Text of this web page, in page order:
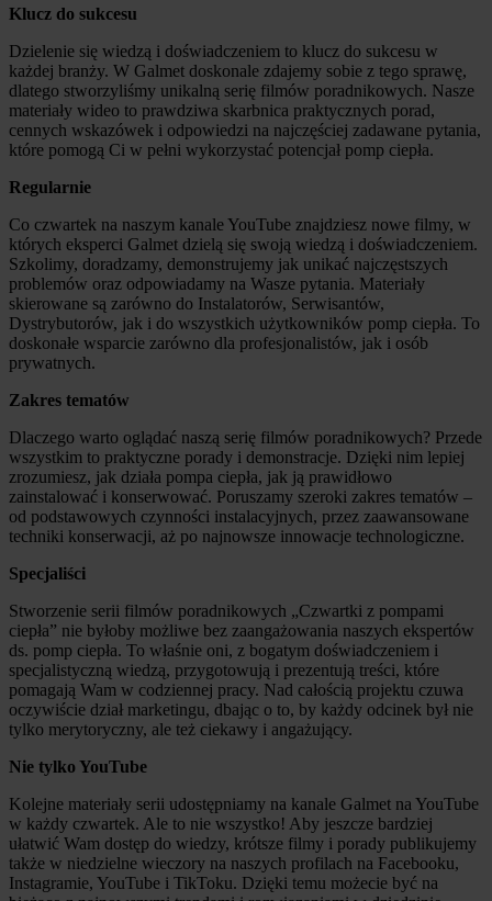
Klucz do sukcesu
Dzielenie się wiedzą i doświadczeniem to klucz do sukcesu w
każdej branży. W Galmet doskonale zdajemy sobie z tego sprawę,
dlatego stworzyliśmy unikalną serię filmów poradnikowych. Nasze
materiały wideo to prawdziwa skarbnica praktycznych porad,
cennych wskazówek i odpowiedzi na najczęściej zadawane pytania,
które pomogą Ci w pełni wykorzystać potencjał pomp ciepła.
Regularnie
Co czwartek na naszym kanale YouTube znajdziesz nowe filmy, w
których eksperci Galmet dzielą się swoją wiedzą i doświadczeniem.
Szkolimy, doradzamy, demonstrujemy jak unikać najczęstszych
problemów oraz odpowiadamy na Wasze pytania. Materiały
skierowane są zarówno do Instalatorów, Serwisantów,
Dystrybutorów, jak i do wszystkich użytkowników pomp ciepła. To
doskonałe wsparcie zarówno dla profesjonalistów, jak i osób
prywatnych.
Zakres tematów
Dlaczego warto oglądać naszą serię filmów poradnikowych? Przede
wszystkim to praktyczne porady i demonstracje. Dzięki nim lepiej
zrozumiesz, jak działa pompa ciepła, jak ją prawidłowo
zainstalować i konserwować. Poruszamy szeroki zakres tematów –
od podstawowych czynności instalacyjnych, przez zaawansowane
techniki konserwacji, aż po najnowsze innowacje technologiczne.
Specjaliści
Stworzenie serii filmów poradnikowych „Czwartki z pompami
ciepła” nie byłoby możliwe bez zaangażowania naszych ekspertów
ds. pomp ciepła. To właśnie oni, z bogatym doświadczeniem i
specjalistyczną wiedzą, przygotowują i prezentują treści, które
pomagają Wam w codziennej pracy. Nad całością projektu czuwa
oczywiście dział marketingu, dbając o to, by każdy odcinek był nie
tylko merytoryczny, ale też ciekawy i angażujący.
Nie tylko YouTube
Kolejne materiały serii udostępniamy na kanale Galmet na YouTube
w każdy czwartek. Ale to nie wszystko! Aby jeszcze bardziej
ułatwić Wam dostęp do wiedzy, krótsze filmy i porady publikujemy
także w niedzielne wieczory na naszych profilach na Facebooku,
Instagramie, YouTube i TikToku. Dzięki temu możecie być na